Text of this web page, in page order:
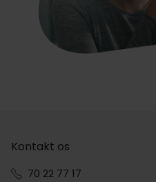
Kontakt os
70 22 77 17